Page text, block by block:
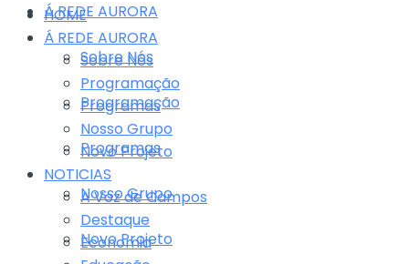
Á REDE AURORA
Sobre Nós
Programação
Programas
Nosso Grupo
Novo Projeto
HOME
Á REDE AURORA
Sobre Nós
Programação
Programas
Nosso Grupo
Novo Projeto
NOTICIAS
A Voz de Campos
Destaque
Economia